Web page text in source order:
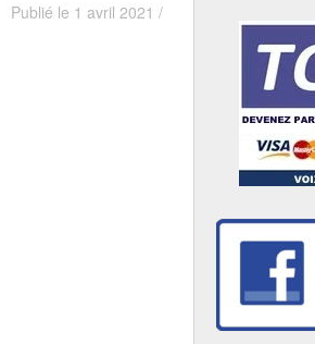
Publié le 1 avril 2021 /